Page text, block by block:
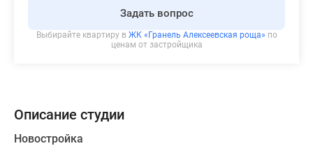
Задать вопрос
Выбирайте квартиру в ЖК «Гранель Алексеевская роща» по
ценам от застройщика
Описание студии
Новостройка